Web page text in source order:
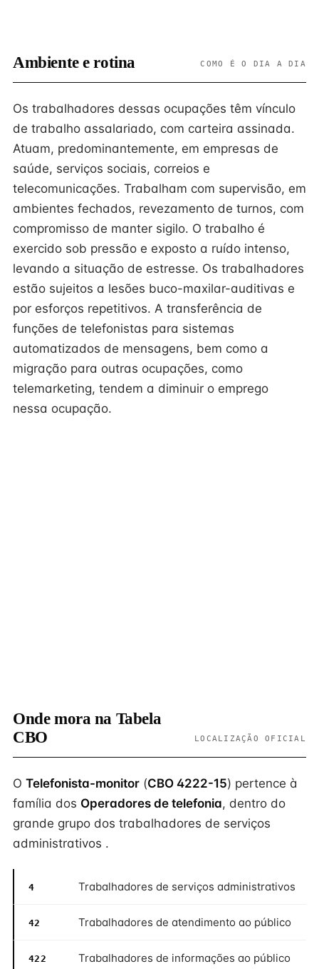
Ambiente e rotina COMO É O DIA A DIA
Os trabalhadores dessas ocupações têm vínculo
de trabalho assalariado, com carteira assinada.
Atuam, predominantemente, em empresas de
saúde, serviços sociais, correios e
telecomunicações. Trabalham com supervisão, em
ambientes fechados, revezamento de turnos, com
compromisso de manter sigilo. O trabalho é
exercido sob pressão e exposto a ruído intenso,
levando a situação de estresse. Os trabalhadores
estão sujeitos a lesões buco-maxilar-auditivas e
por esforços repetitivos. A transferência de
funções de telefonistas para sistemas
automatizados de mensagens, bem como a
migração para outras ocupações, como
telemarketing, tendem a diminuir o emprego
nessa ocupação.
Onde mora na Tabela
CBO
LOCALIZAÇÃO OFICIAL
O Telefonista-monitor (CBO 4222-15) pertence à
família dos Operadores de telefonia, dentro do
grande grupo dos trabalhadores de serviços
administrativos .
4 Trabalhadores de serviços administrativos
42 Trabalhadores de atendimento ao público
422 Trabalhadores de informações ao público